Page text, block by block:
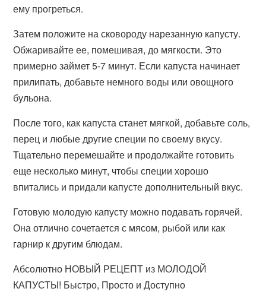
ему прогреться.
Затем положите на сковороду нарезанную капусту.
Обжаривайте ее, помешивая, до мягкости. Это
примерно займет 5-7 минут. Если капуста начинает
прилипать, добавьте немного воды или овощного
бульона.
После того, как капуста станет мягкой, добавьте соль,
перец и любые другие специи по своему вкусу.
Тщательно перемешайте и продолжайте готовить
еще несколько минут, чтобы специи хорошо
впитались и придали капусте дополнительный вкус.
Готовую молодую капусту можно подавать горячей.
Она отлично сочетается с мясом, рыбой или как
гарнир к другим блюдам.
Абсолютно НОВЫЙ РЕЦЕПТ из МОЛОДОЙ
КАПУСТЫ! Быстро, Просто и Доступно